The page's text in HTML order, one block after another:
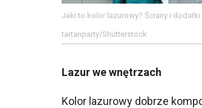
Jaki to kolor lazurowy? Ściany i dodatki
tartanparty/Shutterstock
Lazur we wnętrzach
Kolor lazurowy dobrze